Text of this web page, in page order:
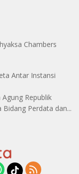
Chambers
Antar Instansi
Republik
Perdata dan...